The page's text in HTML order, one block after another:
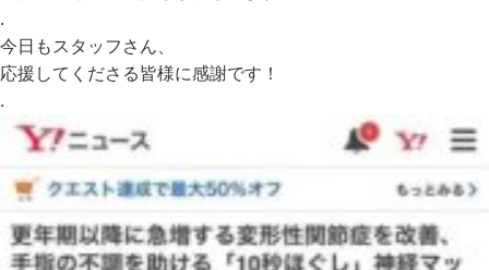
.
今日もスタッフさん、
応援してくださる皆様に感謝です！
.